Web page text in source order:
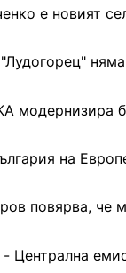
е новият
модернизира
на
повярва, че
Централна